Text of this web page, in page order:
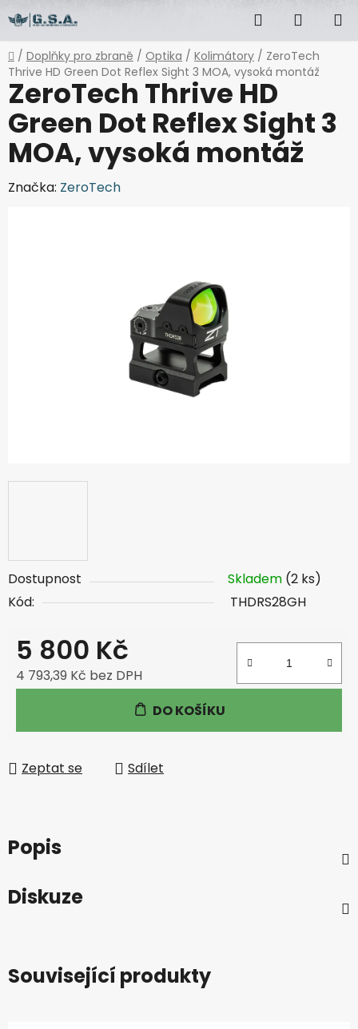
na
obsah
Hledat
KOŠÍK
Domů
/ Doplňky pro zbraně / Optika / Kolimátory / ZeroTech
Thrive HD Green Dot Reflex Sight 3 MOA, vysoká montáž
Dostupnost Skladem (2 ks)
Kód:
THDRS28GH
5 800 Kč
4 793,39 Kč bez DPH
DO KOŠÍKU
Zeptat se Sdílet
ZeroTech Thrive HD
Green Dot Reflex Sight 3
MOA, vysoká montáž
Značka: ZeroTech
Popis
Diskuze
Související produkty